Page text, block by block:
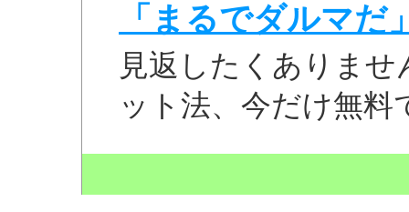
「まるでダルマだ
見返したくありま
ット法、今だけ無料